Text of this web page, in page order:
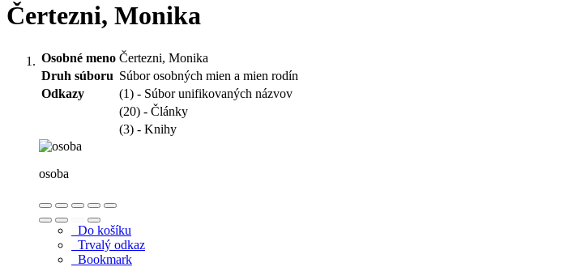
Čertezni, Monika
Osobné meno Čertezni, Monika
Druh súboru Súbor osobných mien a mien rodín
Odkazy
(1) - Súbor unifikovaných názvov
(20) - Články
(3) - Knihy
osoba
Do košíku
Trvalý odkaz
Bookmark